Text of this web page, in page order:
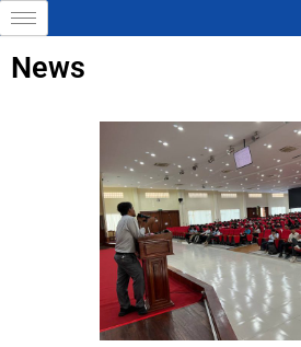
Skip
to
content
News
P
a
g
e
P
a
g
e
P
a
g
e
P
a
g
e